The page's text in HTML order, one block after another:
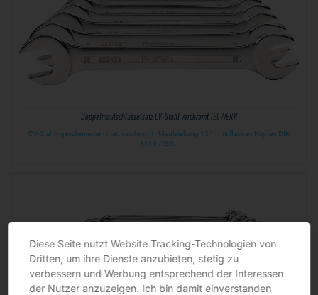
Doppelmaulschlüsselsatz CV-Stahl verchromt TECWERK
CV-Stahl · geschmiedet · matt verchromt · Maulstellung 15 ° · mit flachen Köpfen DIN
3110 / ISO…
Diese Seite nutzt Website Tracking-Technologien von
Dritten, um ihre Dienste anzubieten, stetig zu
verbessern und Werbung entsprechend der Interessen
der Nutzer anzuzeigen. Ich bin damit einverstanden